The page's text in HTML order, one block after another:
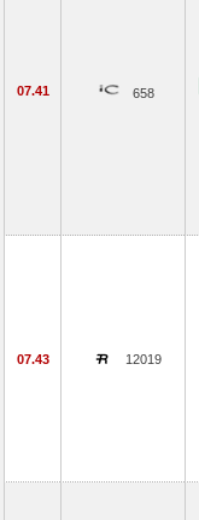
07.41 658
07.43 12019